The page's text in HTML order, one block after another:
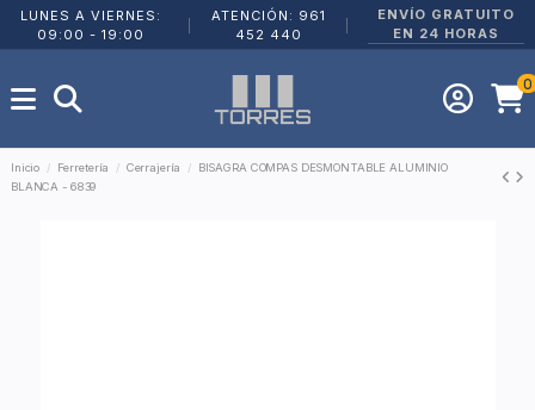
LUNES A VIERNES:
09:00 - 19:00
ATENCIÓN: 961
452 440
ENVÍO GRATUITO
EN 24 HORAS
0
Inicio Ferretería Cerrajería
BISAGRA COMPAS DESMONTABLE ALUMINIO
BLANCA - 6839